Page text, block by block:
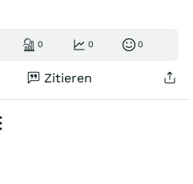
0 0 0
Zitieren